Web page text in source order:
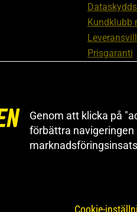
Kundklubb
Prisgaranti
Genom att klicka på
förbättra navigeringen
Cookie-